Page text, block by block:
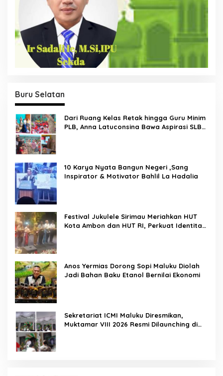
Buru Selatan
Dari Ruang Kelas Retak hingga Guru Minim
PLB, Anna Latuconsina Bawa Aspirasi SLB
10 Karya Nyata Bangun Negeri ,Sang
Inspirator & Motivator Bahlil La Hadalia
Festival Jukulele Sirimau Meriahkan HUT
Kota Ambon dan HUT RI, Perkuat Identitas
Anos Yermias Dorong Sopi Maluku Diolah
Jadi Bahan Baku Etanol Bernilai Ekonomi
Sekretariat ICMI Maluku Diresmikan,
Muktamar VIII 2026 Resmi Dilaunching di